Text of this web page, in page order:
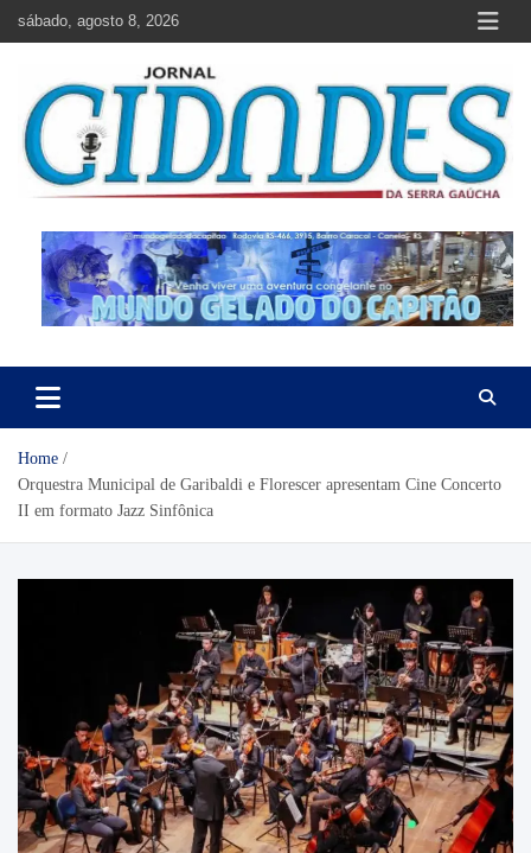
sábado, agosto 8, 2026
Jornal Cidades da Serra Gaúcha
Home
Orquestra Municipal de Garibaldi e Florescer apresentam Cine Concerto
II em formato Jazz Sinfônica